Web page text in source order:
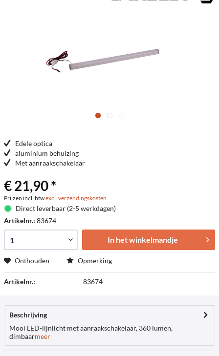
Edele optica
aluminium behuizing
Met aanraakschakelaar
€ 21,90 *
Prijzen incl. btwexcl. verzendingskosten
Direct leverbaar (2-5 werkdagen)
Artikelnr.: 83674
In het winkelmandje
Onthouden Opmerking
Artikelnr.: 83674
Beschrijving
Mooi LED-lijnlicht met aanraakschakelaar, 360 lumen,
dimbaarmeer